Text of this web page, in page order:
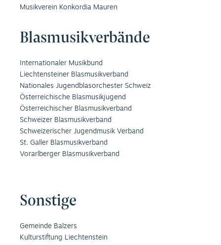
Musikverein Konkordia Mauren
Blasmusikverbände
Internationaler Musikbund
Liechtensteiner Blasmusikverband
Nationales Jugendblasorchester Schweiz
Österreichische Blasmusikjugend
Österreichischer Blasmusikverband
Schweizer Blasmusikverband
Schweizerischer Jugendmusik Verband
St. Galler Blasmusikverband
Vorarlberger Blasmusikverband
Sonstige
Gemeinde Balzers
Kulturstiftung Liechtenstein